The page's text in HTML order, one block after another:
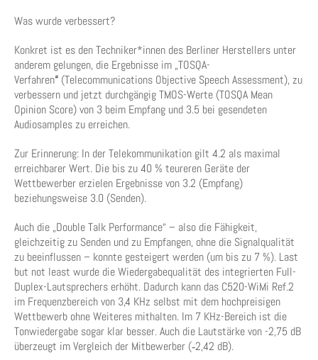
Was wurde verbessert?
Konkret ist es den Techniker*innen des Berliner Herstellers unter
anderem gelungen, die Ergebnisse im „TOSQA-
Verfahren“ (Telecommunications Objective Speech Assessment), zu
verbessern und jetzt durchgängig TMOS-Werte (TOSQA Mean
Opinion Score) von 3 beim Empfang und 3.5 bei gesendeten
Audiosamples zu erreichen.
Zur Erinnerung: In der Telekommunikation gilt 4.2 als maximal
erreichbarer Wert. Die bis zu 40 % teureren Geräte der
Wettbewerber erzielen Ergebnisse von 3.2 (Empfang)
beziehungsweise 3.0 (Senden).
Auch die „Double Talk Performance“ – also die Fähigkeit,
gleichzeitig zu Senden und zu Empfangen, ohne die Signalqualität
zu beeinflussen – konnte gesteigert werden (um bis zu 7 %). Last
but not least wurde die Wiedergabequalität des integrierten Full-
Duplex-Lautsprechers erhöht. Dadurch kann das C520-WiMi Ref.2
im Frequenzbereich von 3,4 KHz selbst mit dem hochpreisigen
Wettbewerb ohne Weiteres mithalten. Im 7 KHz-Bereich ist die
Tonwiedergabe sogar klar besser. Auch die Lautstärke von -2,75 dB
überzeugt im Vergleich der Mitbewerber (‑2,42 dB).